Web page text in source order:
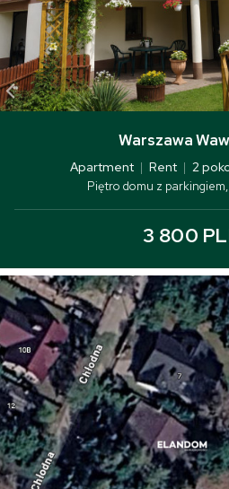
Warszawa
Apartment | Rent | 2
Piętro domu z
3 800